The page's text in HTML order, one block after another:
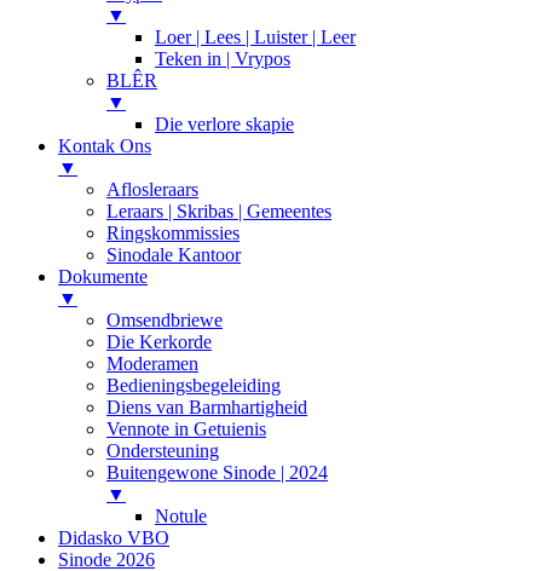
▼
Loer | Lees | Luister | Leer
Teken in | Vrypos
BLÊR
▼
Die verlore skapie
Kontak Ons
▼
Aflosleraars
Leraars | Skribas | Gemeentes
Ringskommissies
Sinodale Kantoor
Dokumente
▼
Omsendbriewe
Die Kerkorde
Moderamen
Bedieningsbegeleiding
Diens van Barmhartigheid
Vennote in Getuienis
Ondersteuning
Buitengewone Sinode | 2024
▼
Notule
Didasko VBO
Sinode 2026